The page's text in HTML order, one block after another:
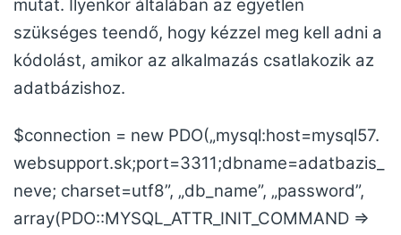
mutat. Ilyenkor általában az egyetlen
szükséges teendő, hogy kézzel meg kell adni a
kódolást, amikor az alkalmazás csatlakozik az
adatbázishoz.
$connection = new PDO(„mysql:host=mysql57.
websupport.sk;port=3311;dbname=adatbazis_
neve; charset=utf8”, „db_name”, „password”,
array(PDO::MYSQL_ATTR_INIT_COMMAND =>